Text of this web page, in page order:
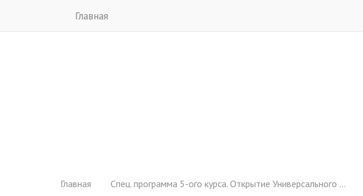
Главная
Главная Спец. программа 5-ого курса. Открытие Универсального канала. Режим «контактёра» (1-6)